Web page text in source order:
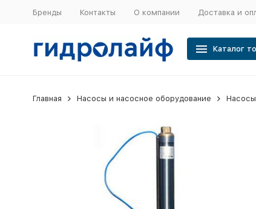
Бренды Контакты О компании Доставка и
Каталог
Главная Насосы и насосное оборудование